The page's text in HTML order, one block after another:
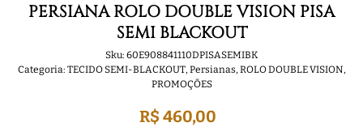
PERSIANA ROLÔ DOUBLE VISION PISA
SEMI BLACKOUT
Sku: 60E908841110DPISASEMIBK
Categoria: TECIDO SEMI-BLACKOUT,Persianas,ROLO DOUBLE VISION,
PROMOÇÕES
R$ 460,00